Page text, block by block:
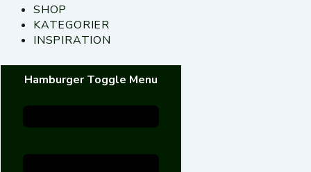
SHOP
KATEGORIER
INSPIRATION
Hamburger Toggle Menu